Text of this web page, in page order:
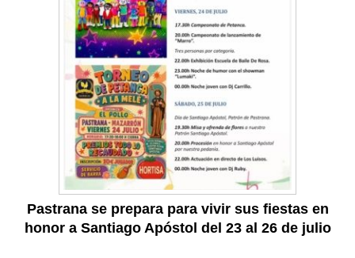
Pastrana se prepara para vivir sus fiestas en
honor a Santiago Apóstol del 23 al 26 de julio